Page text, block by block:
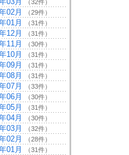
（32件）
02月 （29件）
01月 （31件）
12月 （31件）
11月 （30件）
10月 （31件）
09月 （31件）
08月 （31件）
07月 （33件）
06月 （30件）
05月 （31件）
04月 （30件）
03月 （32件）
02月 （28件）
01月 （31件）